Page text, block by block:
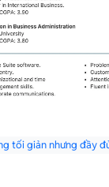
tối giản nhưng đầy